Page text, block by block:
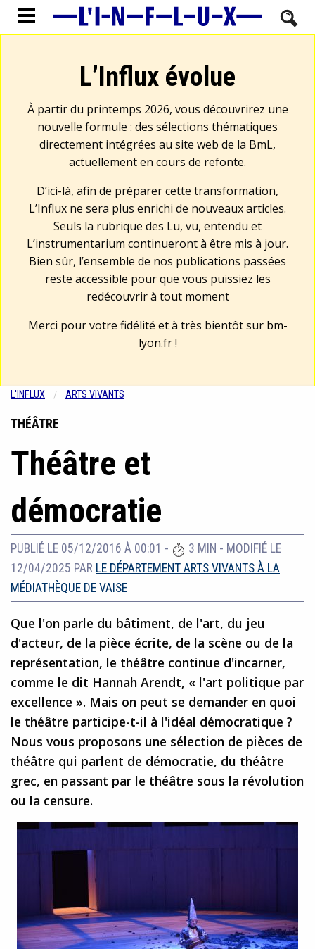
L’Influx évolue
À partir du printemps 2026, vous découvrirez une
nouvelle formule : des sélections thématiques
directement intégrées au site web de la BmL,
actuellement en cours de refonte.
D’ici-là, afin de préparer cette transformation,
L’Influx ne sera plus enrichi de nouveaux articles.
Seuls la rubrique des Lu, vu, entendu et
L’instrumentarium continueront à être mis à jour.
Bien sûr, l’ensemble de nos publications passées
reste accessible pour que vous puissiez les
redécouvrir à tout moment
Merci pour votre fidélité et à très bientôt sur bm-
lyon.fr!
L'INFLUX ARTS VIVANTS
THÉÂTRE
Théâtre et
démocratie
PUBLIÉ LE 05/12/2016 À 00:01 - 3 MIN - MODIFIÉ LE
12/04/2025 PAR LE DÉPARTEMENT ARTS VIVANTS À LA
MÉDIATHÈQUE DE VAISE
Que l'on parle du bâtiment, de l'art, du jeu
d'acteur, de la pièce écrite, de la scène ou de la
représentation, le théâtre continue d'incarner,
comme le dit Hannah Arendt, « l'art politique par
excellence ». Mais on peut se demander en quoi
le théâtre participe-t-il à l'idéal démocratique ?
Nous vous proposons une sélection de pièces de
théâtre qui parlent de démocratie, du théâtre
grec, en passant par le théâtre sous la révolution
ou la censure.